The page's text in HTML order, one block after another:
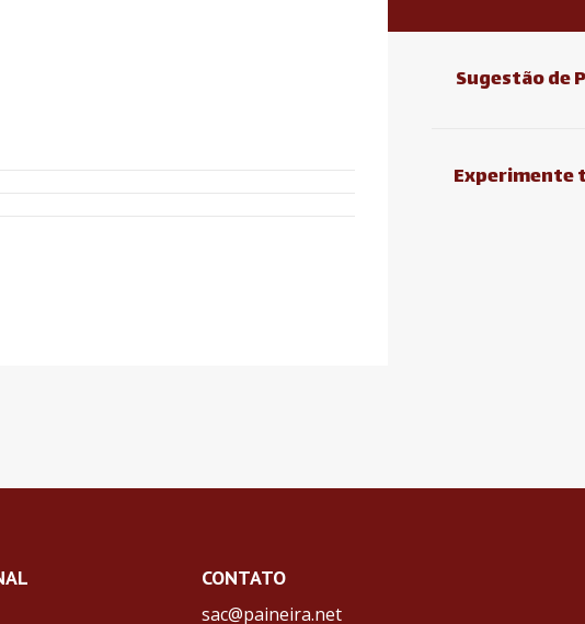
Sugestão de
Experimente
CONTATO
sac@paineira.net